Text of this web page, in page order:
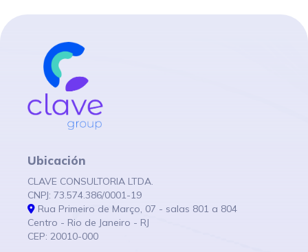
Ubicación
CLAVE CONSULTORIA LTDA.
CNPJ: 73.574.386/0001-19
Rua Primeiro de Março, 07 - salas 801 a 804
Centro - Rio de Janeiro - RJ
CEP: 20010-000